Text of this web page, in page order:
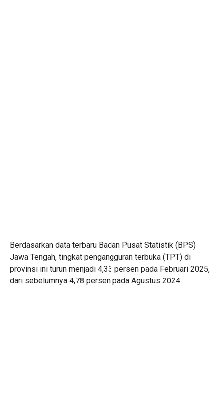
Berdasarkan data terbaru Badan Pusat Statistik (BPS)
Jawa Tengah, tingkat pengangguran terbuka (TPT) di
provinsi ini turun menjadi 4,33 persen pada Februari 2025,
dari sebelumnya 4,78 persen pada Agustus 2024.